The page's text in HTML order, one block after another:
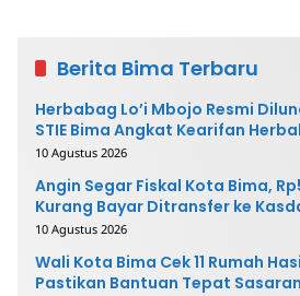
Berita Bima Terbaru
Herbabag Lo’i Mbojo Resmi
STIE Bima Angkat Kearifan
ke Pasar Modern
10 Agustus 2026
Angin Segar Fiskal Kota Bima,
Kurang Bayar Ditransfer ke
10 Agustus 2026
Wali Kota Bima Cek 11 Rumah
Pastikan Bantuan Tepat Sasaran